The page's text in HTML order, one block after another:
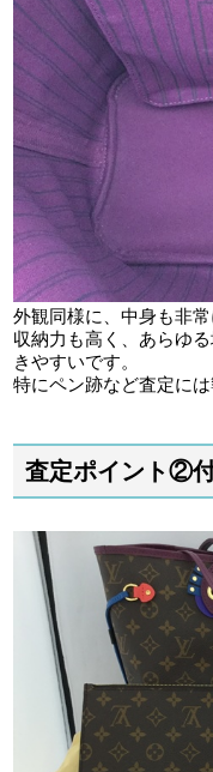
外観同様に、中身も非
収納力も高く、あらゆ
きやすいです。
特にペン跡など査定に
査定ポイント②